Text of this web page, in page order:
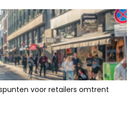
voor retailers omtrent